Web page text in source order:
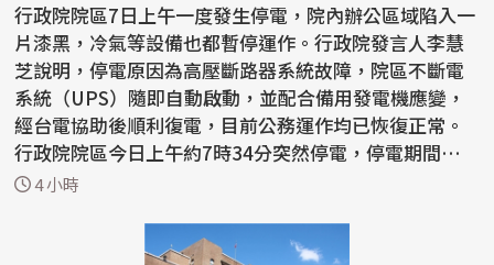
行政院院區7日上午一度發生停電，院內辦公區域陷入一
片漆黑，冷氣等設備也都暫停運作。行政院發言人李慧
芝說明，停電原因為高壓斷路器系統故障，院區不斷電
系統（UPS）隨即自動啟動，並配合備用發電機應變，
經台電協助後順利復電，目前公務運作均已恢復正常。
行政院院區今日上午約7時34分突然停電，停電期間辦公
室照...
4 小時